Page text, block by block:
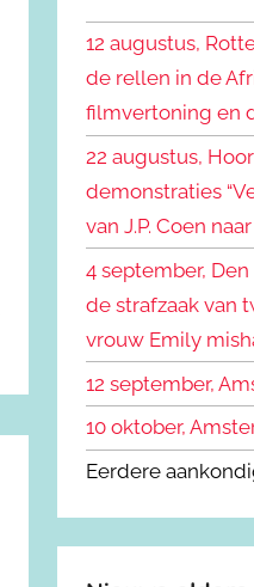
n
a
a
r
:
12 augustus,
de rellen in de
filmvertoning en
22 augustus,
demonstraties
van J.P. Coen
4 september,
de strafzaak van
vrouw Emily
12 september,
10 oktober,
Eerdere